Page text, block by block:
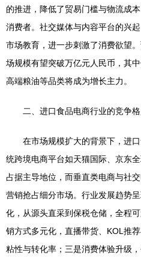
的推进，降低了贸易门槛与物流成
消费者。社交媒体与内容平台的兴
市场教育，进一步刺激了消费欲望
场规模有望突破万亿元人民币，其
高端粮油等品类将成为增长主力。
二、进口食品电商行业的竞争
在市场规模扩大的背景下，进
统跨境电商平台如天猫国际、京东
占据主导地位，而垂直类电商与社
营销抢占细分市场。行业发展趋势
化，从源头直采到保税仓储，全程
销方式多元化，直播带货、KOL推
粘性与转化率；三是消费体验升级